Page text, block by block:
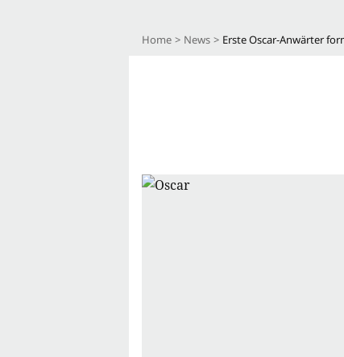
Home News Erste Oscar-Anwärter